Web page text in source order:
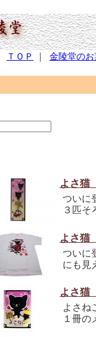
ＴＯＰ ｜ 金陵堂の
よさ猫
ついに
３匹そ
よさ
ついに
にも見
よさ猫
よさね
１冊の